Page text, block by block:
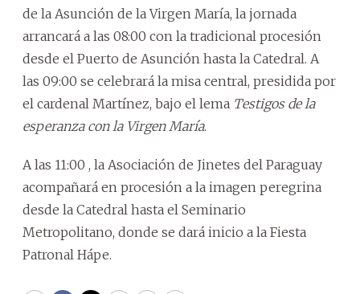
de la Asunción de la Virgen María, la jornada
arrancará a las 08:00 con la tradicional procesión
desde el Puerto de Asunción hasta la Catedral. A
las 09:00 se celebrará la misa central, presidida por
el cardenal Martínez, bajo el lema Testigos de la
esperanza con la Virgen María.
A las 11:00 , la Asociación de Jinetes del Paraguay
acompañará en procesión a la imagen peregrina
desde la Catedral hasta el Seminario
Metropolitano, donde se dará inicio a la Fiesta
Patronal Hápe.